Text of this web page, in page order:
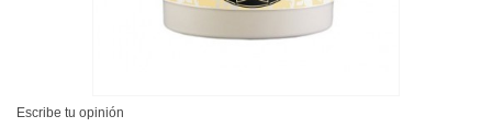
Escribe tu opinión